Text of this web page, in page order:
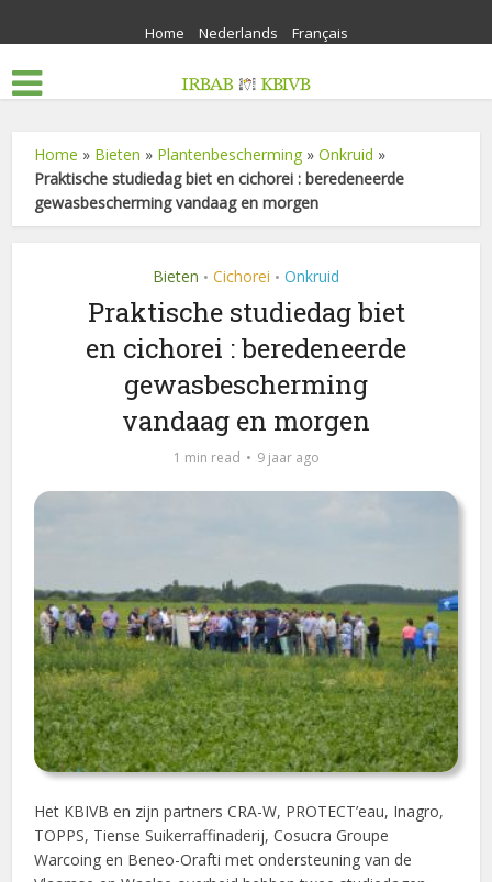
Home Nederlands Français
Home » Bieten » Plantenbescherming »Onkruid »
Praktische studiedag biet en cichorei : beredeneerde
gewasbescherming vandaag en morgen
Bieten • Cichorei • Onkruid
Praktische studiedag biet
en cichorei : beredeneerde
gewasbescherming
vandaag en morgen
1 min read 9 jaar ago
Het KBIVB en zijn partners CRA-W, PROTECT’eau, Inagro,
TOPPS, Tiense Suikerraffinaderij, Cosucra Groupe
Warcoing en Beneo-Orafti met ondersteuning van de